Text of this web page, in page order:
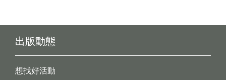
出版動態
想找好活動